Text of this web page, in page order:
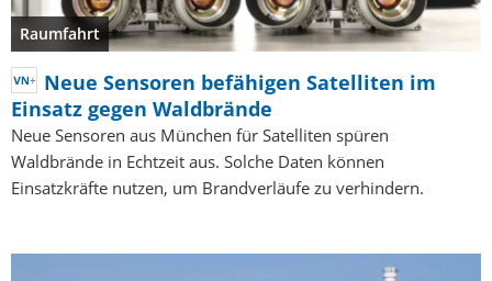
Raumfahrt
Neue Sensoren befähigen Satelliten im
Einsatz gegen Waldbrände
Neue Sensoren aus München für Satelliten spüren
Waldbrände in Echtzeit aus. Solche Daten können
Einsatzkräfte nutzen, um Brandverläufe zu verhindern.